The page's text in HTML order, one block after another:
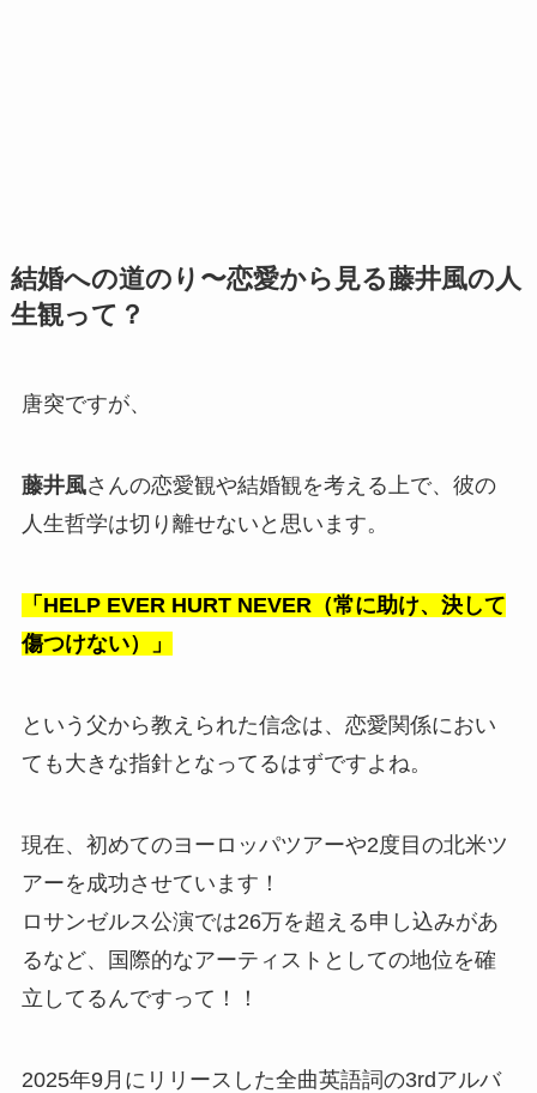
結婚への道のり〜恋愛から見る藤井風の人
生観って？
唐突ですが、
藤井風さんの恋愛観や結婚観を考える上で、彼の
人生哲学は切り離せないと思います。
「HELP EVER HURT NEVER（常に助け、決して
傷つけない）」
という父から教えられた信念は、恋愛関係におい
ても大きな指針となってるはずですよね。
現在、初めてのヨーロッパツアーや2度目の北米ツ
アーを成功させています！
ロサンゼルス公演では26万を超える申し込みがあ
るなど、国際的なアーティストとしての地位を確
立してるんですって！！
2025年9月にリリースした全曲英語詞の3rdアルバ